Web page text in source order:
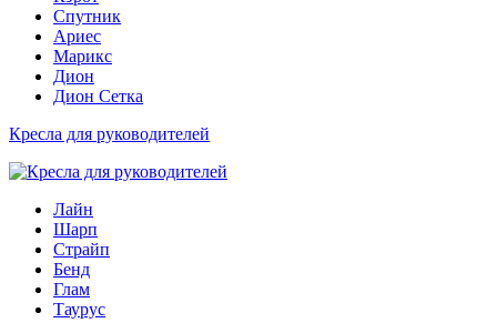
Спутник
Ариес
Марикс
Дион
Дион Сетка
Кресла для руководителей
Лайн
Шарп
Страйп
Бенд
Глам
Таурус